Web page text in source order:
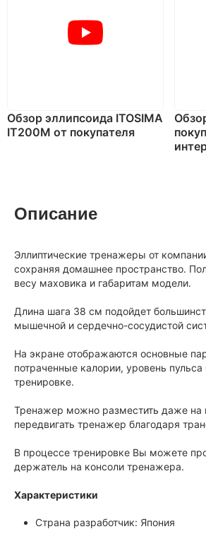
Обзор эллипсоида ITOSIMA
IT200M от покупателя
Описание
Эллиптические тренажеры от
сохраняя домашнее пространство.
весу маховика и габаритам модели.
Длина шага 38 см подойдет
мышечной и сердечно-сосудистой
На экране отображаются основные
потраченные калории, уровень
тренировке.
Тренажер можно разместить даже на
передвигать тренажер благодаря
В процессе тренировке Вы можете
держатель на консоли тренажера.
Характеристики
Страна разработчик: Япония